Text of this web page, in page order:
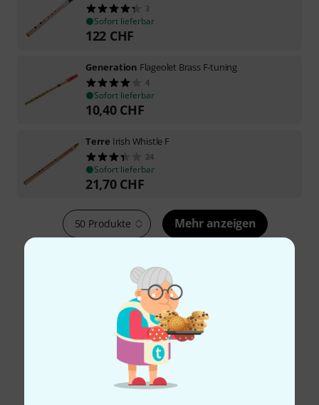
3
Sofort lieferbar
122 CHF
Generation Flageolet Brass F-tuning
4
Sofort lieferbar
10,40 CHF
Terre Irish Whistle F
24
Sofort lieferbar
21,70 CHF
50 Produkte Mehr anzeigen
1
Kostenloser Versand ab 199 CHF
Alle Preise inkl. MwSt.